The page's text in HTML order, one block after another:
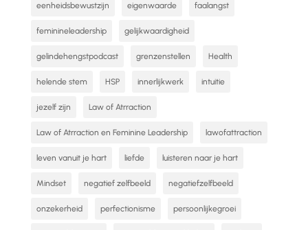
eenheidsbewustzijn eigenwaarde faalangst
feminineleadership gelijkwaardigheid
gelindehengstpodcast grenzenstellen Health
helende stem HSP innerlijkwerk intuitie
jezelf zijn Law of Atrraction
Law of Atrraction en Feminine Leadership lawofattraction
leven vanuit je hart liefde luisteren naar je hart
Mindset negatief zelfbeeld negatiefzelfbeeld
onzekerheid perfectionisme persoonlijkegroei